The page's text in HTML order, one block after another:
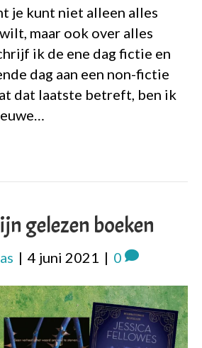
je kunt niet alleen alles
maar ook over alles
ik de ene dag fictie en
dag aan een non-fictie
dat laatste betreft, ben ik
gelezen boeken
| 4 juni 2021 | 0